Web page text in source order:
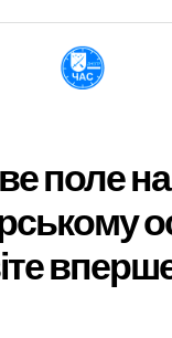
поле на